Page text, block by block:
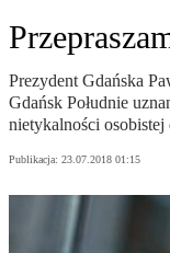
Prezydent Gdańska
Gdańsk Południe
nietykalności osobistej
Publikacja: 23.07.2018 01:15